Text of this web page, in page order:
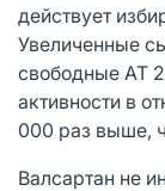
действует
Увеличенные
свободные AT
активности в
000 раз выше,
Валсартан не